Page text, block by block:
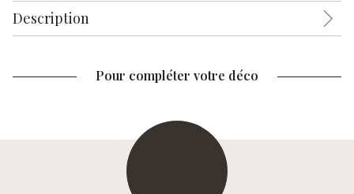
Description
Pour compléter votre déco